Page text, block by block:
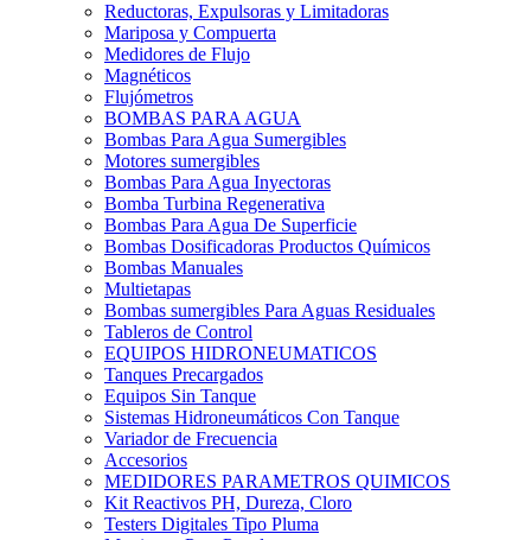
Reductoras, Expulsoras y Limitadoras
Mariposa y Compuerta
Medidores de Flujo
Magnéticos
Flujómetros
BOMBAS PARA AGUA
Bombas Para Agua Sumergibles
Motores sumergibles
Bombas Para Agua Inyectoras
Bomba Turbina Regenerativa
Bombas Para Agua De Superficie
Bombas Dosificadoras Productos Químicos
Bombas Manuales
Multietapas
Bombas sumergibles Para Aguas Residuales
Tableros de Control
EQUIPOS HIDRONEUMATICOS
Tanques Precargados
Equipos Sin Tanque
Sistemas Hidroneumáticos Con Tanque
Variador de Frecuencia
Accesorios
MEDIDORES PARAMETROS QUIMICOS
Kit Reactivos PH, Dureza, Cloro
Testers Digitales Tipo Pluma